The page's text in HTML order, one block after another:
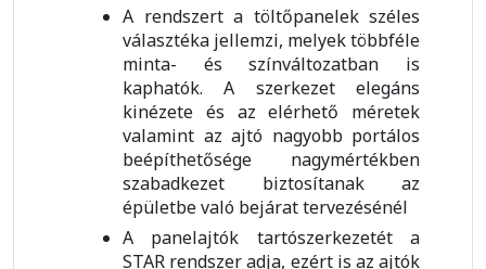
A rendszert a töltőpanelek széles
választéka jellemzi, melyek többféle
minta- és színváltozatban is
kaphatók. A szerkezet elegáns
kinézete és az elérhető méretek
valamint az ajtó nagyobb portálos
beépíthetősége nagymértékben
szabadkezet biztosítanak az
épületbe való bejárat tervezésénél
A panelajtók tartószerkezetét a
STAR rendszer adja, ezért is az ajtók